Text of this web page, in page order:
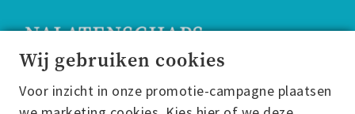
Nalatenschapsdossier
Wij gebruiken cookies
Voor inzicht in onze promotie-campagne plaatsen